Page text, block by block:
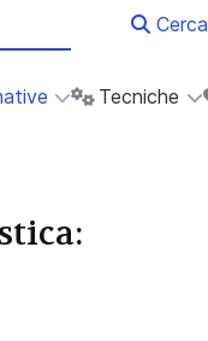
Cerca
Tecniche